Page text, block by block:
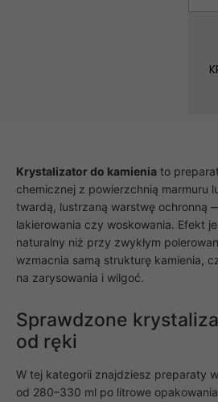
Krystalizator do kamienia to
chemicznej z powierzchnią marmuru
twardą, lustrzaną warstwę ochronną
lakierowania czy woskowania. Efekt
naturalny niż przy zwykłym
wzmacnia samą strukturę kamienia,
na zarysowania i wilgoć.
Sprawdzone
od ręki
W tej kategorii znajdziesz preparaty
od 280–330 ml po litrowe